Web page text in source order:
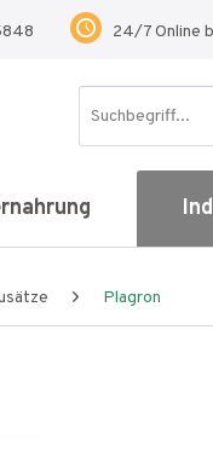
24/7 Online
Plagron